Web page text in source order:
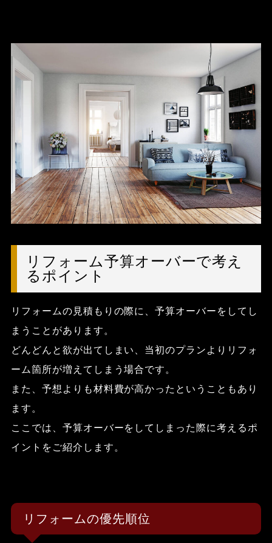
リフォーム予算オーバーで考え
るポイント
リフォームの見積もりの際に、予算オーバーをしてし
まうことがあります。
どんどんと欲が出てしまい、当初のプランよりリフォ
ーム箇所が増えてしまう場合です。
また、予想よりも材料費が高かったということもあり
ます。
ここでは、予算オーバーをしてしまった際に考えるポ
イントをご紹介します。
リフォームの優先順位